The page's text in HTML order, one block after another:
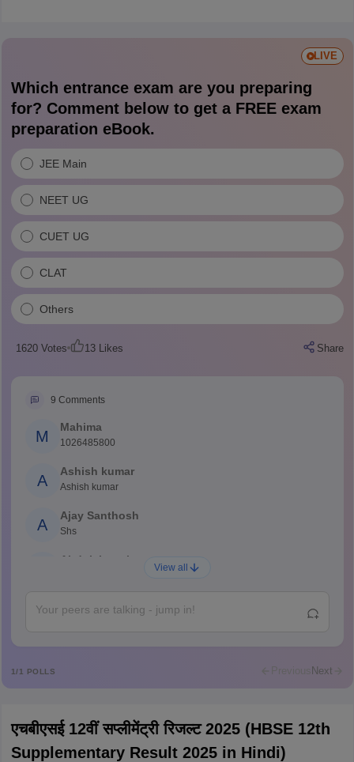
LIVE
Which entrance exam are you preparing
for? Comment below to get a FREE exam
preparation eBook.
JEE Main
NEET UG
CUET UG
CLAT
Others
1620Votes 13Likes Share
9 Comments
M
Mahima
1026485800
A
Ashish kumar
Ashish kumar
A
Ajay Santhosh
Shs
Abdulajeezsh
R
S
Sreehari unni
Sreehari HD
View all
1/1 POLLS Previous Next
एचबीएसई 12वीं सप्लीमेंट्री रिजल्ट 2025 (HBSE 12th
Supplementary Result 2025 in Hindi)